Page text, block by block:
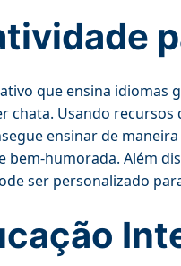
que ensina idiomas
chata. Usando
ensinar de
bem-humorada. Além
ser personalizado